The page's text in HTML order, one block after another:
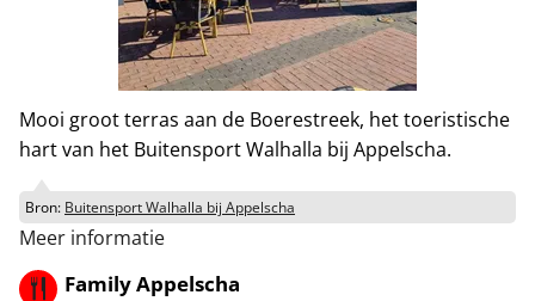
Mooi groot terras aan de Boerestreek, het toeristische
hart van het Buitensport Walhalla bij Appelscha.
Bron: Buitensport Walhalla bij Appelscha
Meer informatie
Family Appelscha